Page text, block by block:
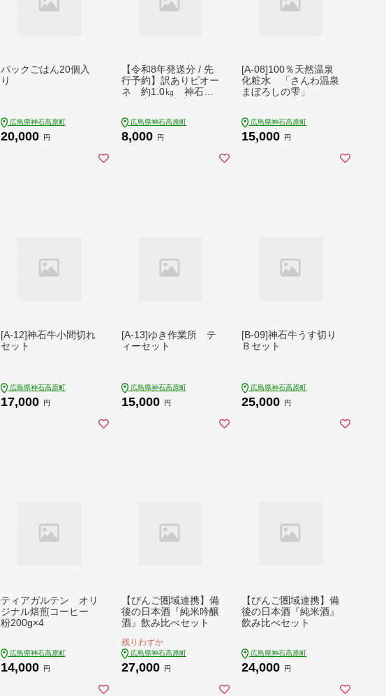
パックごはん20個入
り
広島県神石高原町
20,000 円
【令和8年発送分 / 先
行予約】訳ありピオー
ネ 約1.0㎏ 神石高
邉）】
広島県神石高原町
8,000 円
[A-08]100％天然温泉
化粧水 「さんわ温泉
まぼろしの雫」
広島県神石高原町
15,000 円
[A-12]神石牛小間切れ
セット
広島県神石高原町
17,000 円
[A-13]ゆき作業所 テ
ィーセット
広島県神石高原町
15,000 円
[B-09]神石牛うす切り
Ｂセット
広島県神石高原町
25,000 円
ティアガルテン オリ
ジナル焙煎コーヒー
粉200g×4
広島県神石高原町
14,000 円
【びんご圏域連携】備
後の日本酒『純米吟醸
酒』飲み比べセット
残りわずか
広島県神石高原町
27,000 円
【びんご圏域連携】備
後の日本酒『純米酒』
飲み比べセット
広島県神石高原町
24,000 円